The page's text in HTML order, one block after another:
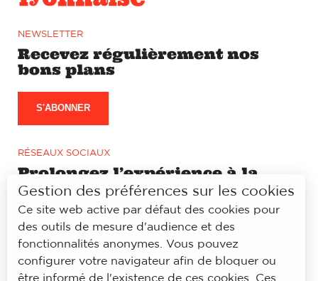
NEWSLETTER
Recevez régulièrement nos
bons plans
S'ABONNER
RÉSEAUX SOCIAUX
Prolongez l’expérience à la
lyonnaise sur notre page
Facebook et Instagram
Gestion des préférences sur les cookies
Ce site web active par défaut des cookies pour
des outils de mesure d'audience et des
fonctionnalités anonymes. Vous pouvez
configurer votre navigateur afin de bloquer ou
être informé de l'existence de ces cookies. Ces